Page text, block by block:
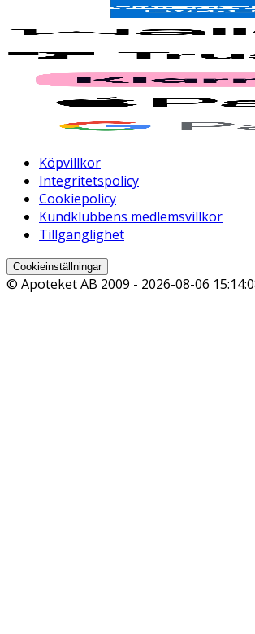
Köpvillkor
Integritetspolicy
Cookiepolicy
Kundklubbens medlemsvillkor
Tillgänglighet
Cookieinställningar
© Apoteket AB 2009 - 2026-08-06